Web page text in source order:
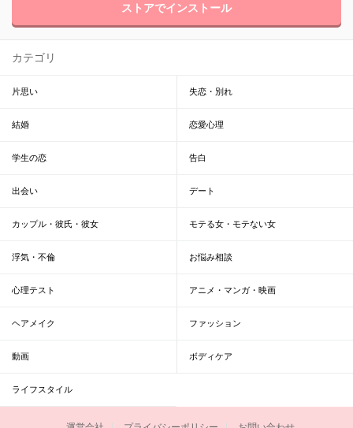
ストアでインストール
カテゴリ
片思い 失恋・別れ
結婚 恋愛心理
学生の恋 告白
出会い デート
カップル・彼氏・彼女 モテる女・モテない女
浮気・不倫 お悩み相談
心理テスト アニメ・マンガ・映画
ヘアメイク ファッション
動画 ボディケア
ライフスタイル